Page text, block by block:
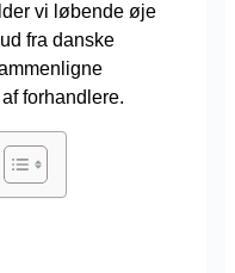
vi løbende øje
fra danske
forhandlere.